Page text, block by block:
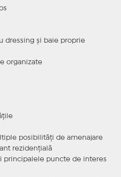
dressing și baie proprie
organizate
posibilități de amenajare
rezidențială
principalele puncte de interes